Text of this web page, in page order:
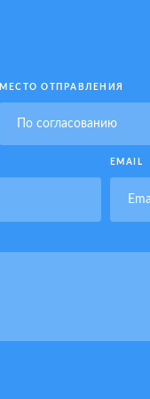
МЕСТО ОТПРАВЛЕНИЯ
EMAIL